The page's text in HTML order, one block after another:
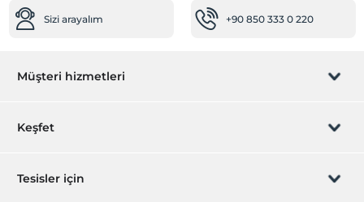
Sizi arayalım +90 850 333 0 220
Müşteri hizmetleri
Rezervasyon yönet
Keşfet
Hediye Kart
Tesisler için